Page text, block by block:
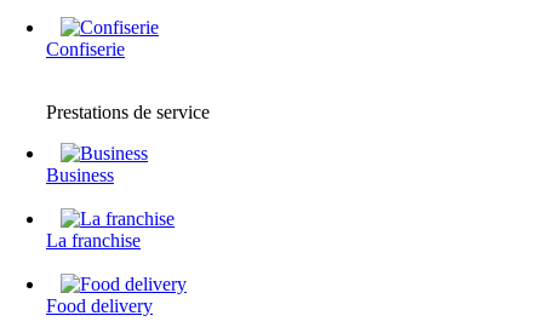
Confiserie
Prestations de service
Business
La franchise
Food delivery